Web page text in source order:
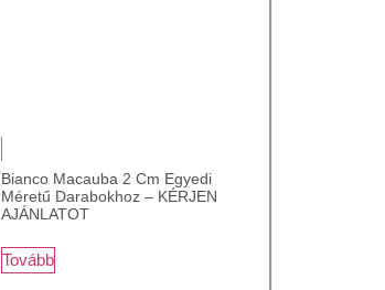
Bianco Macauba 2 Cm Egyedi
Méretű Darabokhoz – KÉRJEN
AJÁNLATOT
Tovább